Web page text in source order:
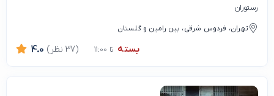
رستوران
تهران، فردوس شرقی، بین رامین و گلستان
بسته تا 11:00 4.0 (37 نظر)